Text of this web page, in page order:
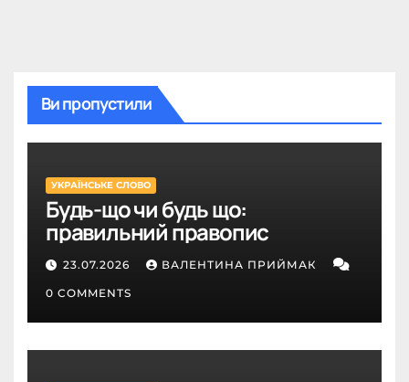
Ви пропустили
УКРАЇНСЬКЕ СЛОВО
Будь-що чи будь що:
правильний правопис
23.07.2026 ВАЛЕНТИНА ПРИЙМАК
0 COMMENTS